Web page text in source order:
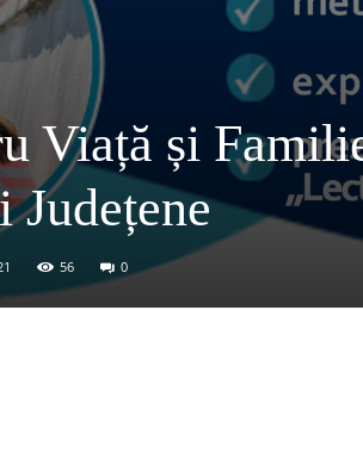
Viață și
56 0